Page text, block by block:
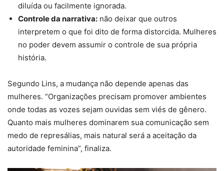
diluída ou facilmente ignorada.
Controle da narrativa: não deixar que outros
interpretem o que foi dito de forma distorcida. Mulheres
no poder devem assumir o controle de sua própria
história.
Segundo Lins, a mudança não depende apenas das
mulheres. “Organizações precisam promover ambientes
onde todas as vozes sejam ouvidas sem viés de gênero.
Quanto mais mulheres dominarem sua comunicação sem
medo de represálias, mais natural será a aceitação da
autoridade feminina”, finaliza.